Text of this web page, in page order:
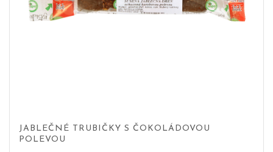
JABLEČNÉ TRUBIČKY S ČOKOLÁDOVOU
POLEVOU